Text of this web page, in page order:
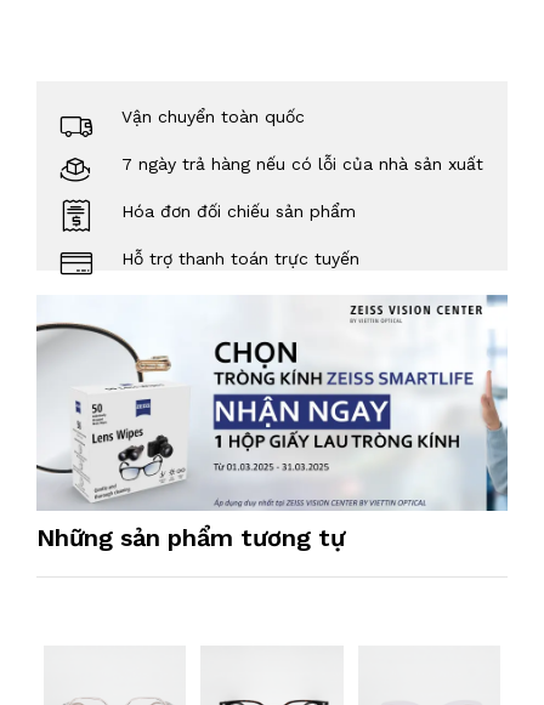
Vận chuyển toàn quốc
7 ngày trả hàng nếu có lỗi của nhà sản xuất
Hóa đơn đối chiếu sản phẩm
Hỗ trợ thanh toán trực tuyến
Những sản phẩm tương tự